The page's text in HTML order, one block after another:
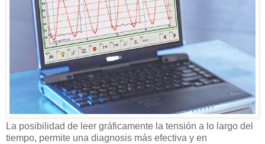
La posibilidad de leer gráficamente la tensión a lo largo del
tiempo, permite una diagnosis más efectiva y en